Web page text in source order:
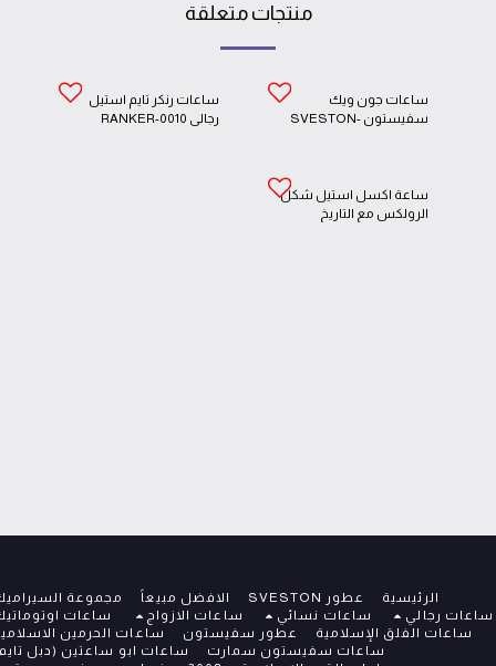
منتجات متعلقة
ساعات جون ويك
سفيستون SVESTON-
ساعات رنكر تايم استيل
رجالي RANKER-0010
ساعة اكسل استيل شكل
الرولكس مع التاريخ
الرئيسية عطور SVESTON الافضل مبيعاً
مجموعة السيراميك
رجالي
ساعات نسائي ساعات الازواج
ساعات اوتوماتيك
ساعات الفلق الإسلامية
عطور سفيستون
ساعات الحرمين الاسلامية
ساعات سفيستون سمارت
ساعات ابو ساعتين (دبل تايم)